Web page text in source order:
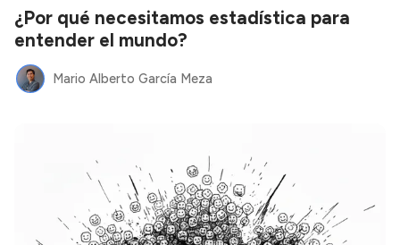
¿Por qué necesitamos estadística para
entender el mundo?
Mario Alberto García Meza